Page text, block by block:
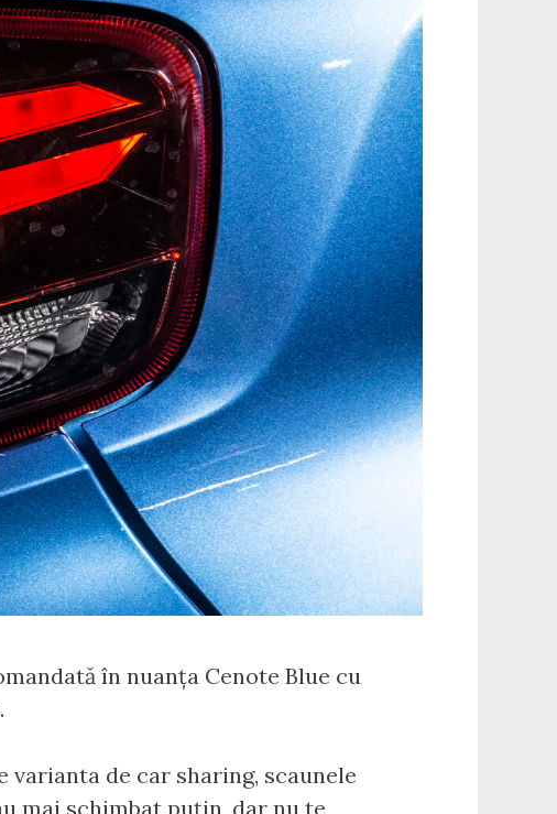
în nuanța Cenote Blue cu
varianta de car sharing, scaunele
mai schimbat puțin, dar nu te